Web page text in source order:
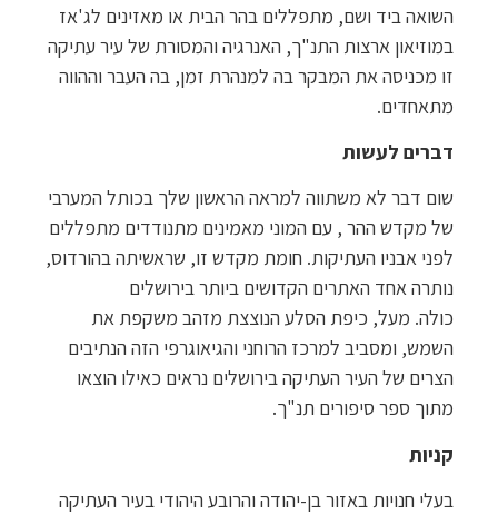
השואה ביד ושם, מתפללים בהר הבית או מאזינים לג'אז
במוזיאון ארצות התנ"ך, האנרגיה והמסורת של עיר עתיקה
זו מכניסה את המבקר בה למנהרת זמן, בה העבר וההווה
מתאחדים.
דברים לעשות
שום דבר לא משתווה למראה הראשון שלך בכותל המערבי
של מקדש ההר , עם המוני מאמינים מתנודדים מתפללים
לפני אבניו העתיקות. חומת מקדש זו, שראשיתה בהורדוס,
נותרה אחד האתרים הקדושים ביותר בירושלים
כולה. מעל, כיפת הסלע הנוצצת מזהב משקפת את
השמש, ומסביב למרכז הרוחני והגיאוגרפי הזה הנתיבים
הצרים של העיר העתיקה בירושלים נראים כאילו הוצאו
מתוך ספר סיפורים תנ"ך.
קניות
בעלי חנויות באזור בן-יהודה והרובע היהודי בעיר העתיקה